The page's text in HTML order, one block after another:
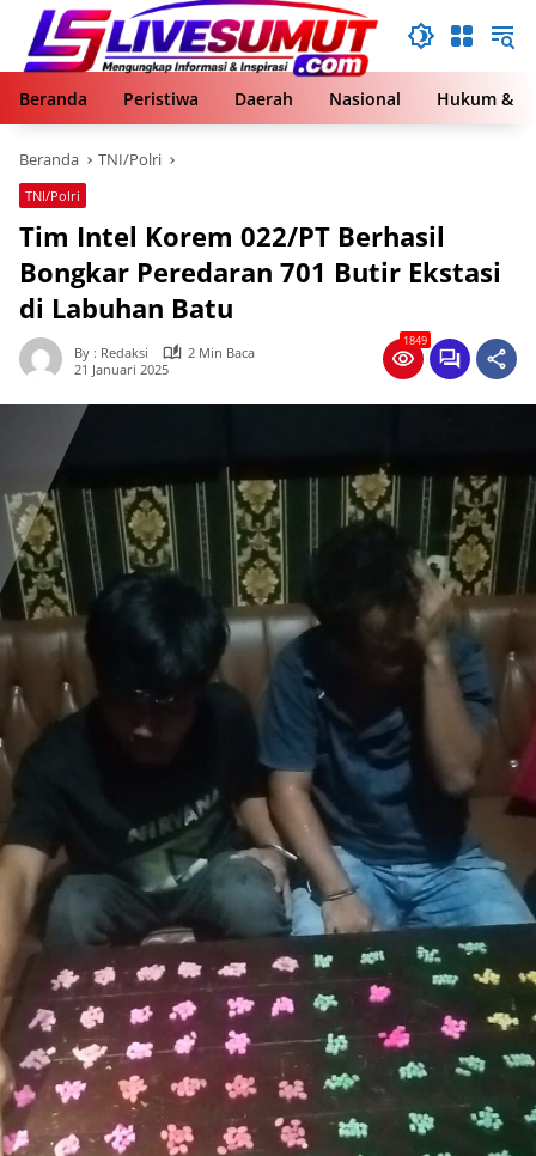
Langsung
konten
Beranda
Peristiwa Daerah Nasional Hukum &
Beranda TNI/Polri
TNI/Polri
Tim Intel Korem 022/PT Berhasil
Bongkar Peredaran 701 Butir Ekstasi
di Labuhan Batu
By : Redaksi
2 Min Baca
21 Januari 2025
1849